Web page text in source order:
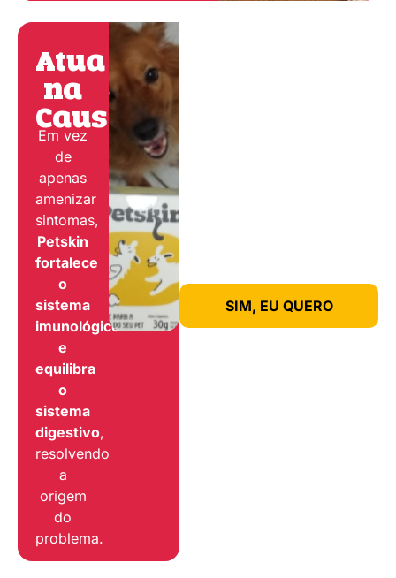
Atua
na
Causa:
Em vez
de
apenas
amenizar
sintomas,
Petskin
fortalece
o
sistema
imunológico
e
equilibra
o
sistema
digestivo,
resolvendo
a
origem
do
problema.
SIM, EU QUERO